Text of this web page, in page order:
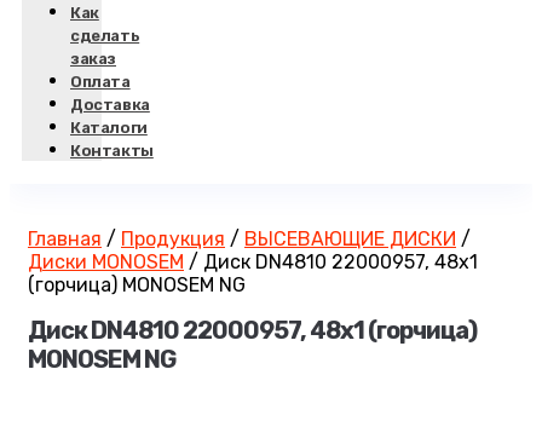
Как
сделать
заказ
Оплата
Доставка
Каталоги
Контакты
Главная / Продукция / ВЫСЕВАЮЩИЕ ДИСКИ /
Диски MONOSEM / Диск DN4810 22000957, 48х1
(горчица) MONOSEM NG
Диск DN4810 22000957, 48х1 (горчица)
MONOSEM NG